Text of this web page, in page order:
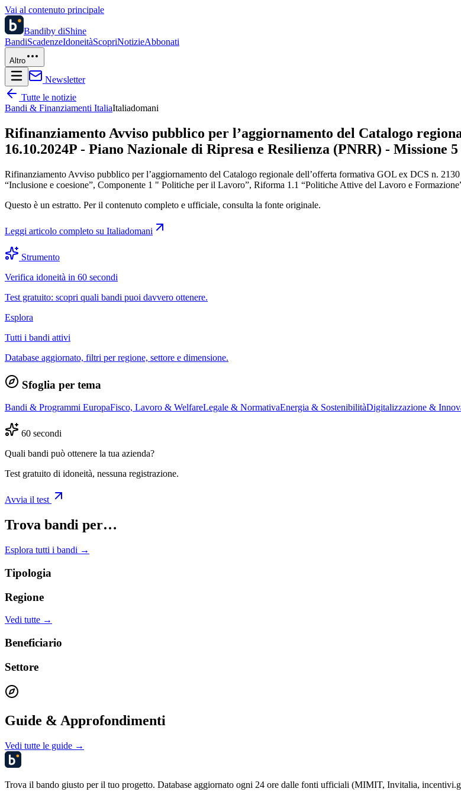
Vai al contenuto principale
Bandiby diShine
BandiScadenzeIdoneitàScopriNotizieAbbonati
Altro
Newsletter
Tutte le notizie
Bandi & Finanziamenti ItaliaItaliadomani
Rifinanziamento Avviso pubblico per l’aggiornamento del Catalogo
16.10.2024P - Piano Nazionale di Ripresa e Resilienza (PNRR) - Missione
Rifinanziamento Avviso pubblico per l’aggiornamento del Catalogo regionale dell’offerta formativa GOL ex DCS n.
“Inclusione e coesione”, Componente 1 " Politiche per il Lavoro”, Riforma 1.1 “Politiche Attive del Lavoro e
Questo è un estratto. Per il contenuto completo e ufficiale, consulta la fonte originale.
Leggi articolo completo su Italiadomani
Strumento
Verifica idoneità in 60 secondi
Test gratuito: scopri quali bandi puoi davvero ottenere.
Esplora
Tutti i bandi attivi
Database aggiornato, filtri per regione, settore e dimensione.
Sfoglia per tema
Bandi & Programmi EuropaFisco, Lavoro & WelfareLegale & NormativaEnergia & SostenibilitàDigitalizzazione &
60 secondi
Quali bandi può ottenere la tua azienda?
Test gratuito di idoneità, nessuna registrazione.
Avvia il test
Trova bandi per…
Esplora tutti i bandi →
Tipologia
Regione
Vedi tutte →
Beneficiario
Settore
Guide & Approfondimenti
Vedi tutte le guide →
Trova il bando giusto per il tuo progetto. Database aggiornato ogni 24 ore dalle fonti ufficiali (MIMIT, Invitalia,